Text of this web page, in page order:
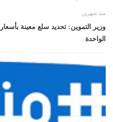
منذ شهرين
وزير التموين: تحديد سلع معينة
الواحدة